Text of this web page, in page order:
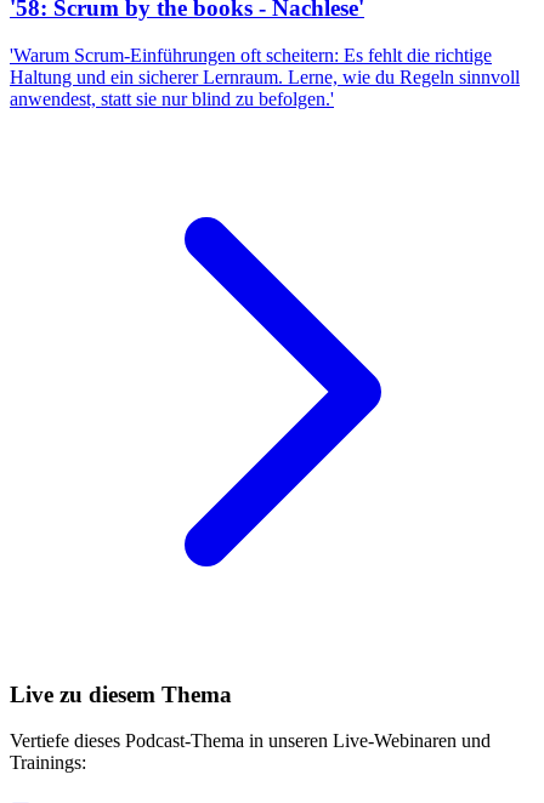
'58: Scrum by the books - Nachlese'
'Warum Scrum-Einführungen oft scheitern: Es fehlt die richtige
Haltung und ein sicherer Lernraum. Lerne, wie du Regeln sinnvoll
anwendest, statt sie nur blind zu befolgen.'
Live zu diesem Thema
Vertiefe dieses Podcast-Thema in unseren Live-Webinaren und
Trainings: